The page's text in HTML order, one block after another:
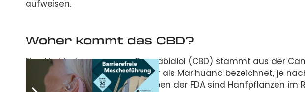
aufweisen.
Woher kommt das CBD?
Eine Verbindung namens Cannabidiol (CBD) stammt aus der
werden entweder als Hanf oder als Marihuana bezeichnet, je
Blättern enthalten. Nach Angaben der FDA sind Hanfpflanzen im